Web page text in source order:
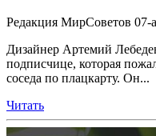
Редакция МирСоветов 07-
Дизайнер Артемий
подписчице, которая
соседа по плацкарту. Он...
Читать